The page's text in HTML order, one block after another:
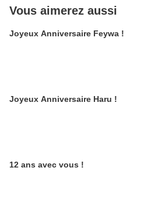
Vous aimerez aussi
Joyeux Anniversaire Feywa !
Joyeux Anniversaire Haru !
12 ans avec vous !